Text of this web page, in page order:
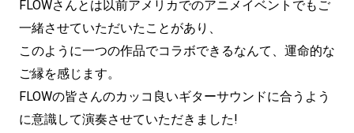
FLOWさんとは以前アメリカでのアニメイベントでもご
一緒させていただいたことがあり、
このように一つの作品でコラボできるなんて、運命的な
ご縁を感じます。
FLOWの皆さんのカッコ良いギターサウンドに合うよう
に意識して演奏させていただきました!